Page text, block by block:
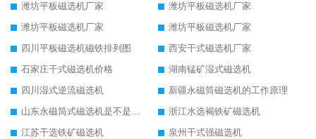
潍坊平板磁选机厂家
潍坊平板磁选机厂家
潍坊平板磁选机厂家
潍坊平板磁选机厂家
四川平板磁选机磁铁排列图
西安干式磁选机厂家
石家庄干式磁选机价格
湖南锰矿湿式磁选机
四川湿式逆流磁选机
新疆永磁筒磁选机的工作原理
山东永磁筒式磁选机是不是强磁
浙江水选褐铁矿磁选机
江苏干选铁矿磁选机
泉州干式强磁选机